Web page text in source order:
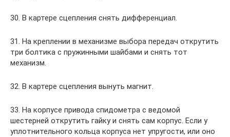
30. В картере сцепления снять дифференциал.
31. На креплении в механизме выбора передач открутить
три болтика с пружинными шайбами и снять тот
механизм.
32. В картере сцепления вынуть магнит.
33. На корпусе привода спидометра с ведомой
шестерней открутить гайку и снять сам корпус. Если у
уплотнительного кольца корпуса нет упругости, или оно